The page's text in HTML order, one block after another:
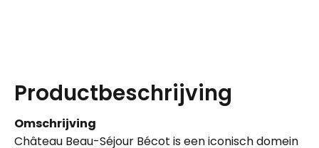
Productbeschrijving
Omschrijving
Château Beau-Séjour Bécot is een iconisch domein